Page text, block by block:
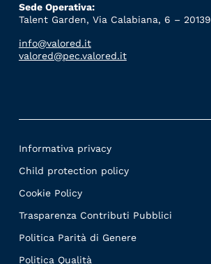
Sede Operativa:
Talent Garden, Via Calabiana, 6 –
info@valored.it
valored@pec.valored.it
Informativa privacy
Child protection policy
Cookie Policy
Trasparenza Contributi Pubblici
Politica Parità di Genere
Politica Qualità